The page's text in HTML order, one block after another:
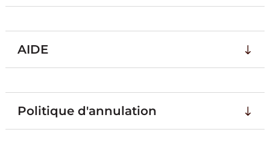
AIDE
Politique d'annulation